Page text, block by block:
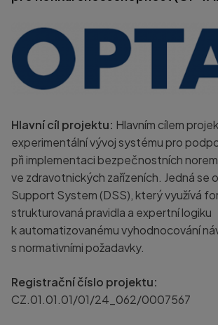
Hlavní cíl projektu: Hlavním cílem
experimentální vývoj systému pro
při implementaci bezpečnostních norem
ve zdravotnických zařízeních. Jedná se
Support System (DSS), který využívá
strukturovaná pravidla a expertní logiku
k automatizovanému vyhodnocování
s normativními požadavky.
Registrační číslo projektu:
CZ.01.01.01/01/24_062/0007567